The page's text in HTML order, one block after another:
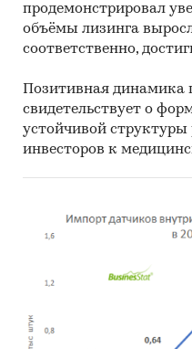
продемонстрировал
объёмы лизинга
соответственно,
Позитивная динамика
свидетельствует о
устойчивой структуры
инвесторов к